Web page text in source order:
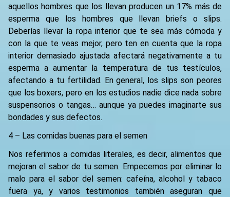
aquellos hombres que los llevan producen un 17% más de
esperma que los hombres que llevan briefs o slips.
Deberías llevar la ropa interior que te sea más cómoda y
con la que te veas mejor, pero ten en cuenta que la ropa
interior demasiado ajustada afectará negativamente a tu
esperma a aumentar la temperatura de tus testículos,
afectando a tu fertilidad. En general, los slips son peores
que los boxers, pero en los estudios nadie dice nada sobre
suspensorios o tangas… aunque ya puedes imaginarte sus
bondades y sus defectos.
4 – Las comidas buenas para el semen
Nos referimos a comidas literales, es decir, alimentos que
mejoran el sabor de tu semen. Empecemos por eliminar lo
malo para el sabor del semen: cafeína, alcohol y tabaco
fuera ya, y varios testimonios también aseguran que